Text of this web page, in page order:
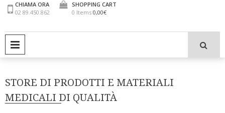
CHIAMA ORA
02 89.450.862
SHOPPING CART
0 Items 0,00€
STORE DI PRODOTTI E MATERIALI
MEDICALI DI QUALITÀ